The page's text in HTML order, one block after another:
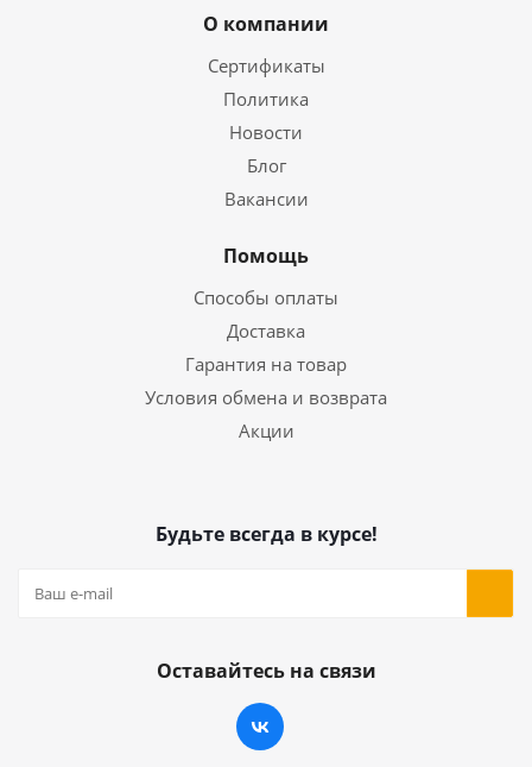
О компании
Сертификаты
Политика
Новости
Блог
Вакансии
Помощь
Способы оплаты
Доставка
Гарантия на товар
Условия обмена и возврата
Акции
Будьте всегда в курсе!
Оставайтесь на связи